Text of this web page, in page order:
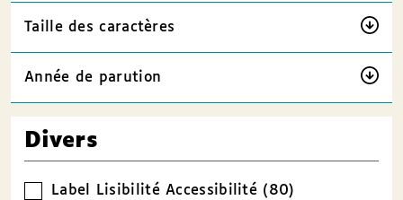
Taille des caractères
Année de parution
Divers
Label Lisibilité Accessibilité (80)